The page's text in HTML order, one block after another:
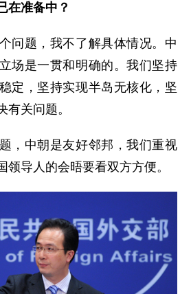
在准备中？
题，我不了解具体情况。中
场是一贯和明确的。我们坚持
定，坚持实现半岛无核化，坚
有关问题。
中朝是友好邻邦，我们重视
领导人的会晤要看双方方便。